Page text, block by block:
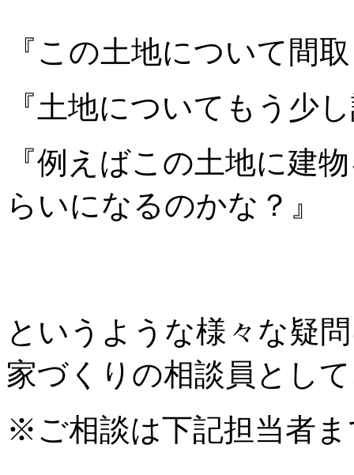
『この土地について間
『土地についてもう少
『例えばこの土地に建
らいになるのかな？』
というような様々な疑
家づくりの相談員とし
※ご相談は下記担当者